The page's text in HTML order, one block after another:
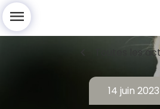
menu
chevron_left Toutes les
14 juin 2023